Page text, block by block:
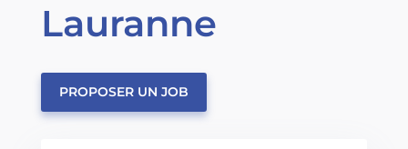
Lauranne
PROPOSER UN JOB